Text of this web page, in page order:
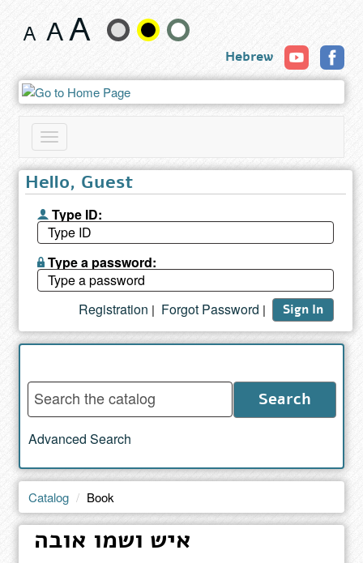
Change
size
and
color
Hebrew
Toggle
navigation
Hello, Guest
Type ID:
Type a password:
Sign In
|
Forgot Password
|
Registration
Enter
words
to
search
catalog
Search
Advanced Search
Catalog Book
איש ושמו אובה